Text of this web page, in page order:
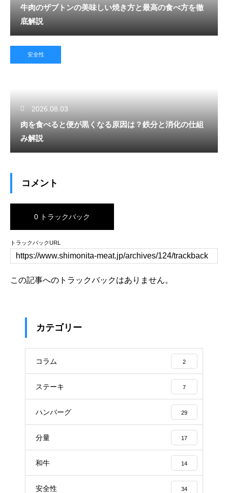
牛肉のザブトンの美味しい焼き方と最高の食べ方を徹
底解説
安全性
2026.08.03
肉を食べると便が黒くなる原因は？鉄分と消化の仕組
み解説
コメント
0 トラックバック
トラックバックURL
この記事へのトラックバックはありません。
カテゴリー
コラム 2
ステーキ 7
ハンバーグ 29
分量 17
和牛 14
安全性 34